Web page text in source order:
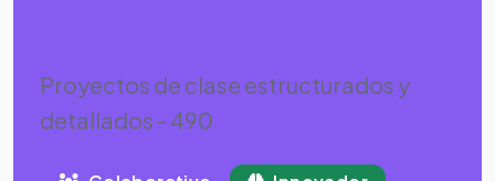
Proyectos de clase estructurados y
detallados - 490